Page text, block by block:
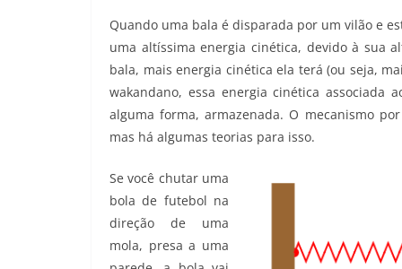
Quando uma bala é disparada por um vilão e
uma altíssima energia cinética, devido à sua
bala, mais energia cinética ela terá (ou seja,
wakandano, essa energia cinética
alguma forma, armazenada. O mecanismo
mas há algumas teorias para isso.
Se você chutar uma
bola de futebol na
direção de uma
mola, presa a uma